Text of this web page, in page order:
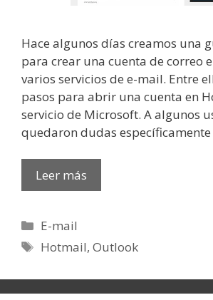
Hace algunos días creamos una
para crear una cuenta de correo
varios servicios de e-mail. Entre
pasos para abrir una cuenta en
servicio de Microsoft. A algunos
quedaron dudas
Leer más
Categorías
E-mail
Etiquetas
Hotmail,Outlook